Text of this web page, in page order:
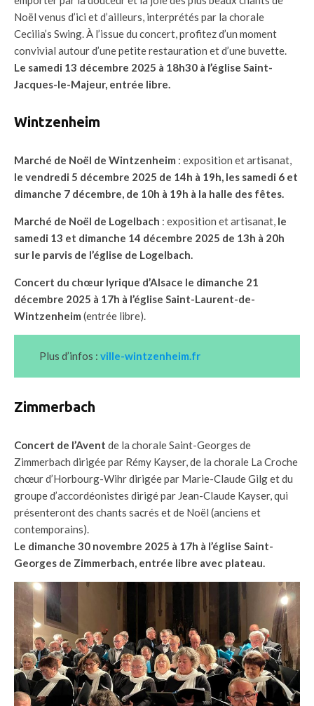
Noël venus d’ici et d’ailleurs, interprétés par la chorale
Cecilia’s Swing. À l’issue du concert, profitez d’un moment
convivial autour d’une petite restauration et d’une buvette.
Le samedi 13 décembre 2025 à 18h30 à l’église Saint-
Jacques-le-Majeur, entrée libre.
Wintzenheim
Marché de Noël de Wintzenheim : exposition et artisanat,
le vendredi 5 décembre 2025 de 14h à 19h, les samedi 6 et
dimanche 7 décembre, de 10h à 19h à la halle des fêtes.
Marché de Noël de Logelbach : exposition et artisanat, le
samedi 13 et dimanche 14 décembre 2025 de 13h à 20h
sur le parvis de l’église de Logelbach.
Concert du chœur lyrique d’Alsace le dimanche 21
décembre 2025 à 17h à l’église Saint-Laurent-de-
Wintzenheim (entrée libre).
Plus d’infos : ville-wintzenheim.fr
Zimmerbach
Concert de l’Avent de la chorale Saint-Georges de
Zimmerbach dirigée par Rémy Kayser, de la chorale La Croche
chœur d’Horbourg-Wihr dirigée par Marie-Claude Gilg et du
groupe d’accordéonistes dirigé par Jean-Claude Kayser, qui
présenteront des chants sacrés et de Noël (anciens et
contemporains).
Le dimanche 30 novembre 2025 à 17h à l’église Saint-
Georges de Zimmerbach, entrée libre avec plateau.